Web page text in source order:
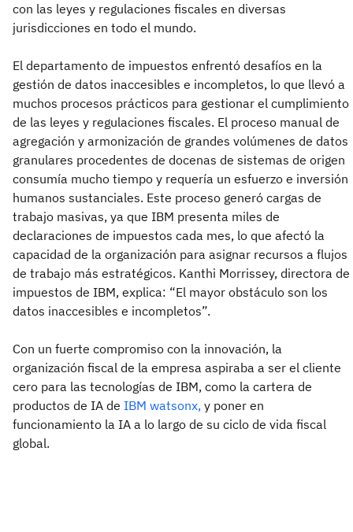
con las leyes y regulaciones fiscales en diversas
jurisdicciones en todo el mundo.
El departamento de impuestos enfrentó desafíos en la
gestión de datos inaccesibles e incompletos, lo que llevó a
muchos procesos prácticos para gestionar el cumplimiento
de las leyes y regulaciones fiscales. El proceso manual de
agregación y armonización de grandes volúmenes de datos
granulares procedentes de docenas de sistemas de origen
consumía mucho tiempo y requería un esfuerzo e inversión
humanos sustanciales. Este proceso generó cargas de
trabajo masivas, ya que IBM presenta miles de
declaraciones de impuestos cada mes, lo que afectó la
capacidad de la organización para asignar recursos a flujos
de trabajo más estratégicos. Kanthi Morrissey, directora de
impuestos de IBM, explica: “El mayor obstáculo son los
datos inaccesibles e incompletos”.
Con un fuerte compromiso con la innovación, la
organización fiscal de la empresa aspiraba a ser el cliente
cero para las tecnologías de IBM, como la cartera de
productos de IA de IBM watsonx, y poner en
funcionamiento la IA a lo largo de su ciclo de vida fiscal
global.